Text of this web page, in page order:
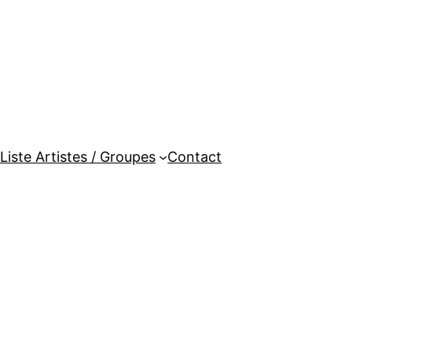
Liste Artistes / Groupes Contact